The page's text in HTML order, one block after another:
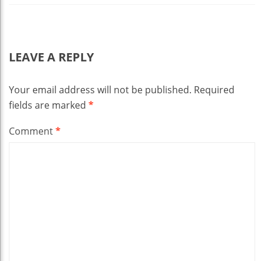
LEAVE A REPLY
Your email address will not be published. Required
fields are marked *
Comment*